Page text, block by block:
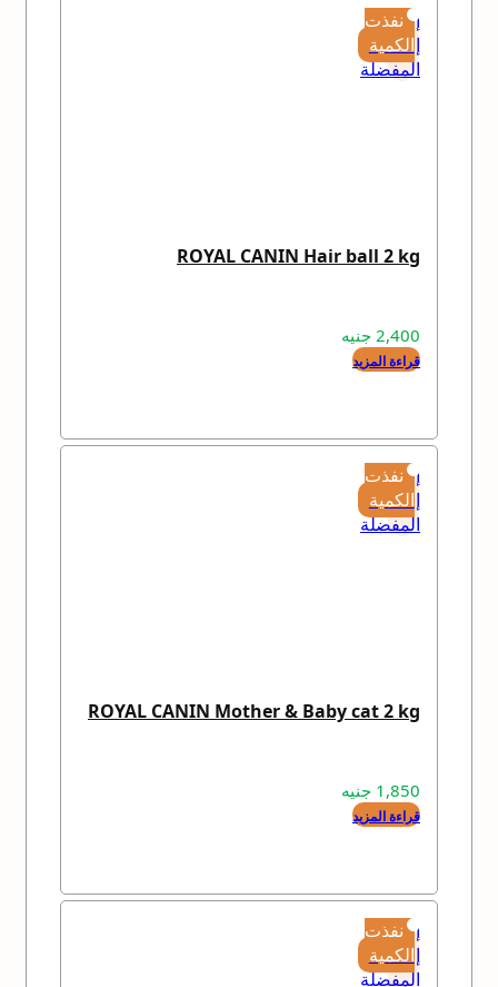
نفذت
الكمية
إضافة
إلى
المفضلة
ROYAL CANIN Hair ball 2 kg
2,400 جنيه
قراءة المزيد
نفذت
الكمية
إضافة
إلى
المفضلة
ROYAL CANIN Mother & Baby cat 2 kg
1,850 جنيه
قراءة المزيد
نفذت
الكمية
إضافة
إلى
المفضلة